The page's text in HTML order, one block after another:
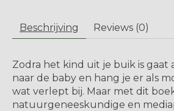
Beschrijving Reviews (0)
Zodra het kind uit je buik is gaat
naar de baby en hang je er als
wat verlept bij. Maar met dit
natuurgeneeskundige en